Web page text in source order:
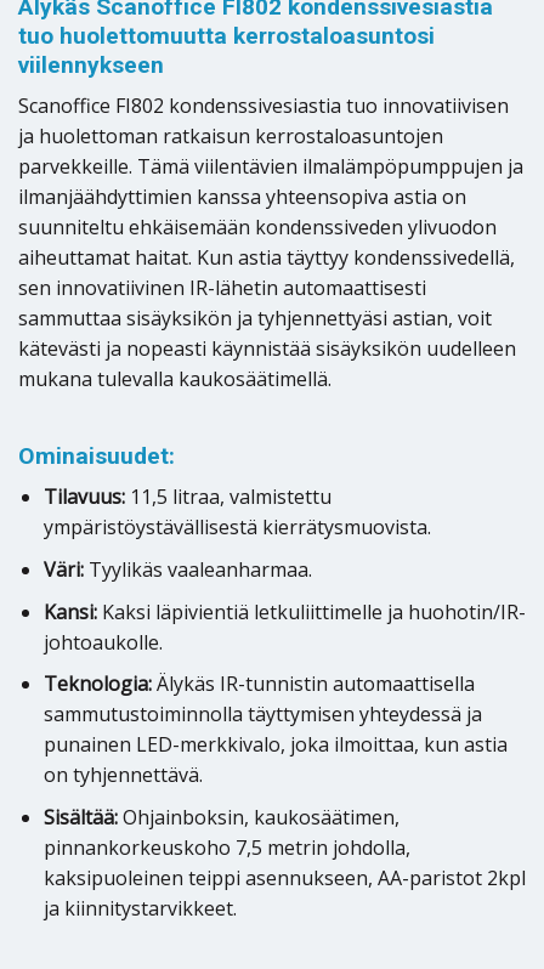
Älykäs Scanoffice FI802 kondenssivesiastia
tuo huolettomuutta kerrostaloasuntosi
viilennykseen
Scanoffice FI802 kondenssivesiastia tuo innovatiivisen
ja huolettoman ratkaisun kerrostaloasuntojen
parvekkeille. Tämä viilentävien ilmalämpöpumppujen ja
ilmanjäähdyttimien kanssa yhteensopiva astia on
suunniteltu ehkäisemään kondenssiveden ylivuodon
aiheuttamat haitat. Kun astia täyttyy kondenssivedellä,
sen innovatiivinen IR-lähetin automaattisesti
sammuttaa sisäyksikön ja tyhjennettyäsi astian, voit
kätevästi ja nopeasti käynnistää sisäyksikön uudelleen
mukana tulevalla kaukosäätimellä.
Ominaisuudet:
Tilavuus:11,5 litraa, valmistettu
ympäristöystävällisestä kierrätysmuovista.
Väri:Tyylikäs vaaleanharmaa.
Kansi:Kaksi läpivientiä letkuliittimelle ja huohotin/IR-
johtoaukolle.
Teknologia:Älykäs IR-tunnistin automaattisella
sammutustoiminnolla täyttymisen yhteydessä ja
punainen LED-merkkivalo, joka ilmoittaa, kun astia
on tyhjennettävä.
Sisältää:Ohjainboksin, kaukosäätimen,
pinnankorkeuskoho 7,5 metrin johdolla,
kaksipuoleinen teippi asennukseen, AA-paristot 2kpl
ja kiinnitystarvikkeet.